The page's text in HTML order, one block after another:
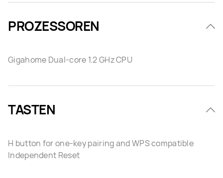
PROZESSOREN
Gigahome Dual-core 1.2 GHz CPU
TASTEN
H button for one-key pairing and WPS compatible
Independent Reset